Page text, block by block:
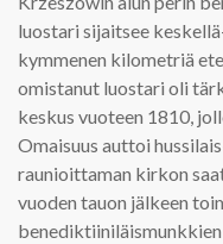
luostari sijaitsee
kymmenen kilometriä
omistanut luostari oli
keskus vuoteen 1810,
Omaisuus auttoi
raunioittaman kirkon
vuoden tauon jälkeen